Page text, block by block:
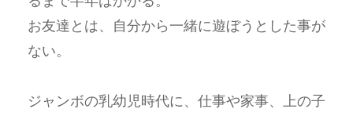
お友達とは、自分から一緒に遊ぼうとした事が
ない。
ジャンボの乳幼児時代に、仕事や家事、上の子